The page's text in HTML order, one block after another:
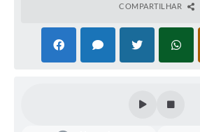
COMPARTILHAR